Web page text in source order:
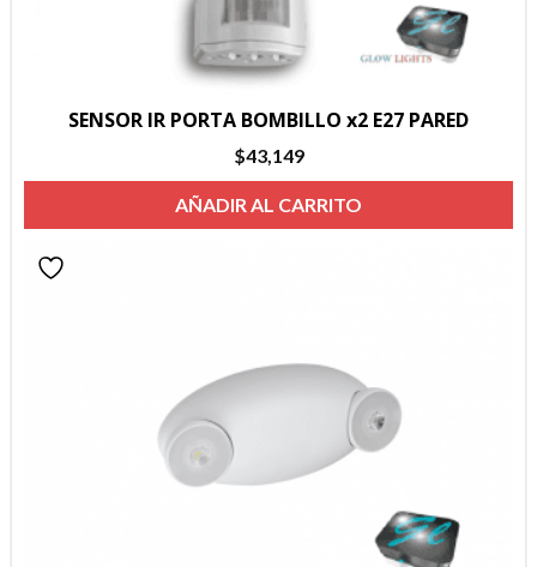
SENSOR IR PORTA BOMBILLO x2 E27 PARED
$43,149
AÑADIR AL CARRITO